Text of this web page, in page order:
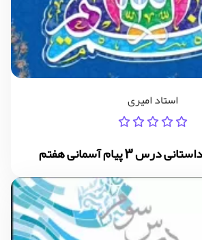
استاد امیری
3 پیام آسمانی هفتم